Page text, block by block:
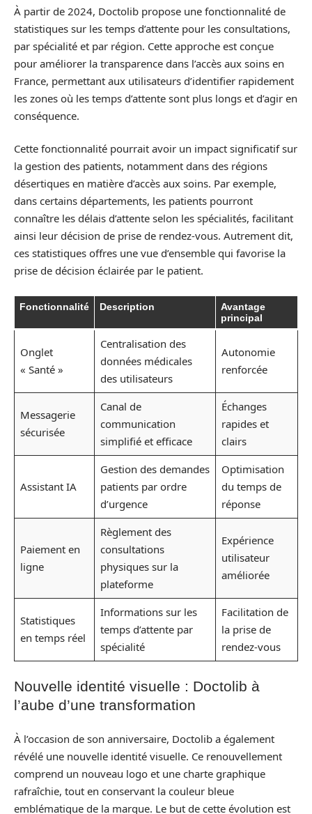
À partir de 2024, Doctolib propose une fonctionnalité de
statistiques sur les temps d’attente pour les consultations,
par spécialité et par région. Cette approche est conçue
pour améliorer la transparence dans l’accès aux soins en
France, permettant aux utilisateurs d’identifier rapidement
les zones où les temps d’attente sont plus longs et d’agir en
conséquence.
Cette fonctionnalité pourrait avoir un impact significatif sur
la gestion des patients, notamment dans des régions
désertiques en matière d’accès aux soins. Par exemple,
dans certains départements, les patients pourront
connaître les délais d’attente selon les spécialités, facilitant
ainsi leur décision de prise de rendez-vous. Autrement dit,
ces statistiques offres une vue d’ensemble qui favorise la
prise de décision éclairée par le patient.
Fonctionnalité Description
Avantage
principal
Onglet
« Santé »
Centralisation des
données médicales
des utilisateurs
Autonomie
renforcée
Messagerie
sécurisée
Canal de
communication
simplifié et efficace
Échanges
rapides et
clairs
Assistant IA
Gestion des demandes
patients par ordre
d’urgence
Optimisation
du temps de
réponse
Paiement en
ligne
Règlement des
consultations
physiques sur la
plateforme
Expérience
utilisateur
améliorée
Statistiques
en temps réel
Informations sur les
temps d’attente par
spécialité
Facilitation de
la prise de
rendez-vous
Nouvelle identité visuelle : Doctolib à
l’aube d’une transformation
À l’occasion de son anniversaire, Doctolib a également
révélé une nouvelle identité visuelle. Ce renouvellement
comprend un nouveau logo et une charte graphique
rafraîchie, tout en conservant la couleur bleue
emblématique de la marque. Le but de cette évolution est